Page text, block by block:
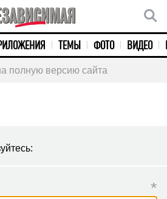
ТЕМЫ ФОТО ВИДЕО
полную версию сайта
*